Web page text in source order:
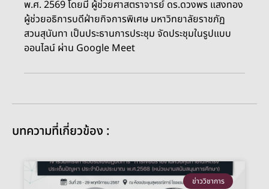
พ.ศ. 2569 โดยมี ผู้ช่วยศาสตราจารย์ ดร.ดวงพร แสงทอง
ผู้ช่วยอธิการบดีฝ่ายกิจการพิเศษ มหาวิทยาลัยราชภัฏ
สวนสุนันทา เป็นประธานการประชุม จัดประชุมในรูปแบบ
ออนไลน์ ผ่าน Google Meet
บทความที่เกี่ยวข้อง :
ข่าววิชาการ